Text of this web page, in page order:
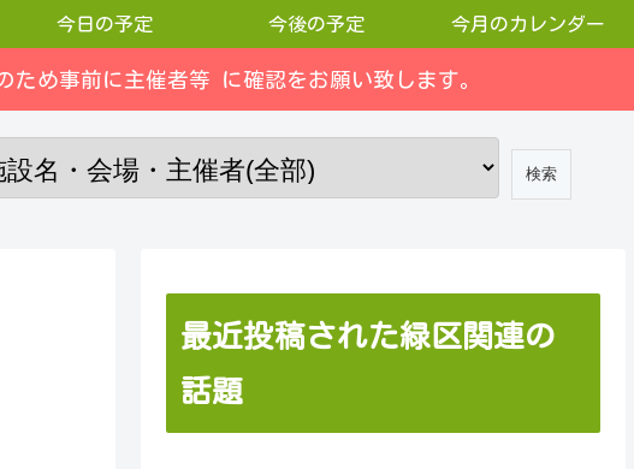
今日の予定 今後の予定 今月のカレンダー
め事前に主催者等 に確認をお願い致します。
最近投稿された緑区関連の
話題